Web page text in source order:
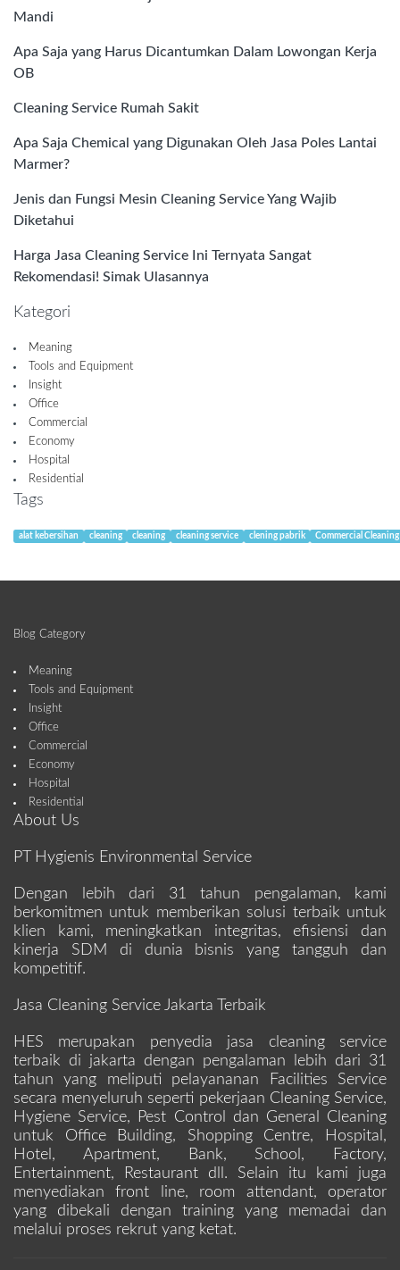
Mandi
Apa Saja yang Harus Dicantumkan Dalam Lowongan Kerja
OB
Cleaning Service Rumah Sakit
Apa Saja Chemical yang Digunakan Oleh Jasa Poles Lantai
Marmer?
Jenis dan Fungsi Mesin Cleaning Service Yang Wajib
Diketahui
Harga Jasa Cleaning Service Ini Ternyata Sangat
Rekomendasi! Simak Ulasannya
Kategori
Meaning
Tools and Equipment
Insight
Office
Commercial
Economy
Hospital
Residential
Tags
alat kebersihan cleaning cleaning cleaning service clening pabrik Commercial Cleaning
Blog Category
Meaning
Tools and Equipment
Insight
Office
Commercial
Economy
Hospital
Residential
About Us
PT Hygienis Environmental Service
Dengan lebih dari 31 tahun pengalaman, kami
berkomitmen untuk memberikan solusi terbaik untuk
klien kami, meningkatkan integritas, efisiensi dan
kinerja SDM di dunia bisnis yang tangguh dan
kompetitif.
Jasa Cleaning Service Jakarta Terbaik
HES merupakan penyedia jasa cleaning service
terbaik di jakarta dengan pengalaman lebih dari 31
tahun yang meliputi pelayananan Facilities Service
secara menyeluruh seperti pekerjaan Cleaning Service,
Hygiene Service, Pest Control dan General Cleaning
untuk Office Building, Shopping Centre, Hospital,
Hotel, Apartment, Bank, School, Factory,
Entertainment, Restaurant dll. Selain itu kami juga
menyediakan front line, room attendant, operator
yang dibekali dengan training yang memadai dan
melalui proses rekrut yang ketat.